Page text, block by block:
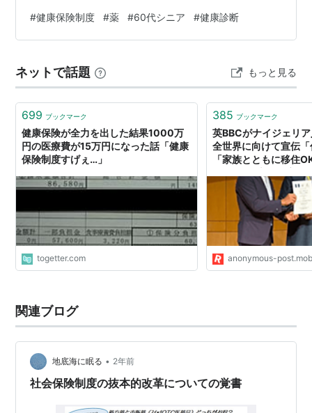
は…
#健康保険制度 #薬 #60代シニア #健康診断
ネットで話題 もっと見る
699 ブックマーク
健康保険が全力を出した結果1000万
円の医療費が15万円になった話「健康
保険制度すげぇ…」
togetter.com
385 ブックマーク
英BBCがナイジェリ
全世界に向けて宣伝
「家族とともに移住
ービスを受けること
本人との結婚支援」
日本大使館で『故郷
anonymous-
関連ブログ
地底海に眠る • 2年前
社会保険制度の抜本的改革についての覚書